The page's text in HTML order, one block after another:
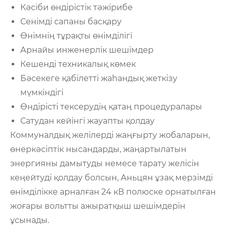
Кәсіби өндірістік тәжірибе
Сенімді сапаны басқару
Өнімнің тұрақты өнімділігі
Арнайы инженерлік шешімдер
Кешенді техникалық көмек
Бәсекеге қабілетті жаһандық жеткізу
мүмкіндігі
Өндірісті тексерудің қатаң процедуралары
Сатудан кейінгі жауапты қолдау
Коммуналдық желілерді жаңғырту жобаларын,
өнеркәсіптік нысандарды, жаңартылатын
энергияны дамытуды немесе тарату желісін
кеңейтуді қолдау болсын, Аньцян ұзақ мерзімді
өнімділікке арналған 24 кВ полюске орнатылған
жоғары вольтты ажыратқыш шешімдерін
ұсынады.